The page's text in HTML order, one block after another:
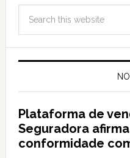
Plataforma de
Seguradora
conformidade